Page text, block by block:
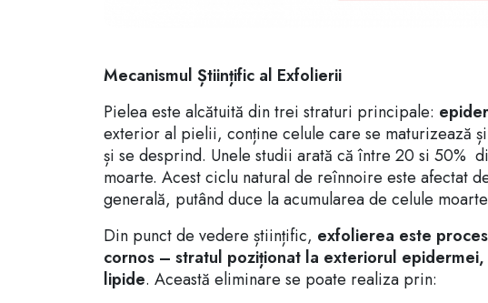
Mecanismul Științific al Exfolierii
Pielea este alcătuită din trei straturi principale:
exterior al pielii, conține celule care se maturizează
și se desprind. Unele studii arată că între 20 si 50%
moarte. Acest ciclu natural de reînnoire este afectat
generală, putând duce la acumularea de celule
Din punct de vedere științific, exfolierea este
cornos – stratul poziționat la exteriorul
lipide. Această eliminare se poate realiza prin: